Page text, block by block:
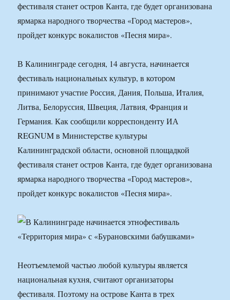
фестиваля станет остров Канта, где будет организована
ярмарка народного творчества «Город мастеров»,
пройдет конкурс вокалистов «Песня мира».
В Калининграде сегодня, 14 августа, начинается
фестиваль национальных культур, в котором
принимают участие Россия, Дания, Польша, Италия,
Литва, Белоруссия, Швеция, Латвия, Франция и
Германия. Как сообщили корреспонденту ИА
REGNUM в Министерстве культуры
Калининградской области, основной площадкой
фестиваля станет остров Канта, где будет организована
ярмарка народного творчества «Город мастеров»,
пройдет конкурс вокалистов «Песня мира».
Неотъемлемой частью любой культуры является
национальная кухня, считают организаторы
фестиваля. Поэтому на острове Канта в трех